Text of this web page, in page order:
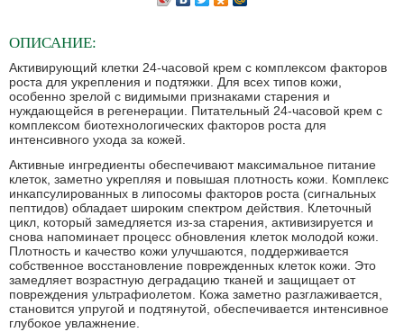
ОПИСАНИЕ:
Активирующий клетки 24-часовой крем с комплексом факторов
роста для укрепления и подтяжки. Для всех типов кожи,
особенно зрелой с видимыми признаками старения и
нуждающейся в регенерации. Питательный 24-часовой крем с
комплексом биотехнологических факторов роста для
интенсивного ухода за кожей.
Активные ингредиенты обеспечивают максимальное питание
клеток, заметно укрепляя и повышая плотность кожи. Комплекс
инкапсулированных в липосомы факторов роста (сигнальных
пептидов) обладает широким спектром действия. Клеточный
цикл, который замедляется из-за старения, активизируется и
снова напоминает процесс обновления клеток молодой кожи.
Плотность и качество кожи улучшаются, поддерживается
собственное восстановление поврежденных клеток кожи. Это
замедляет возрастную деградацию тканей и защищает от
повреждения ультрафиолетом. Кожа заметно разглаживается,
становится упругой и подтянутой, обеспечивается интенсивное
глубокое увлажнение.